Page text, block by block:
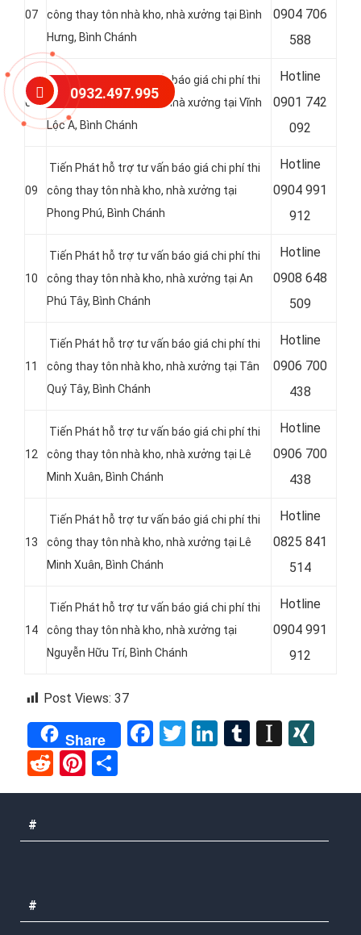
07
công thay tôn nhà kho, nhà xưởng tại Bình
Hưng, Bình Chánh
0904 706
588
08
Tiến Phát hỗ trợ tư vấn báo giá chi phí thi
công thay tôn nhà kho, nhà xưởng tại Vĩnh
Lộc A, Bình Chánh
Hotline
0901 742
092
09
Tiến Phát hỗ trợ tư vấn báo giá chi phí thi
công thay tôn nhà kho, nhà xưởng tại
Phong Phú, Bình Chánh
Hotline
0904 991
912
10
Tiến Phát hỗ trợ tư vấn báo giá chi phí thi
công thay tôn nhà kho, nhà xưởng tại An
Phú Tây, Bình Chánh
Hotline
0908 648
509
11
Tiến Phát hỗ trợ tư vấn báo giá chi phí thi
công thay tôn nhà kho, nhà xưởng tại Tân
Quý Tây, Bình Chánh
Hotline
0906 700
438
12
Tiến Phát hỗ trợ tư vấn báo giá chi phí thi
công thay tôn nhà kho, nhà xưởng tại Lê
Minh Xuân, Bình Chánh
Hotline
0906 700
438
13
Tiến Phát hỗ trợ tư vấn báo giá chi phí thi
công thay tôn nhà kho, nhà xưởng tại Lê
Minh Xuân, Bình Chánh
Hotline
0825 841
514
14
Tiến Phát hỗ trợ tư vấn báo giá chi phí thi
công thay tôn nhà kho, nhà xưởng tại
Nguyễn Hữu Trí, Bình Chánh
Hotline
0904 991
912
Post Views: 37
Share Facebook
TwitterLinkedIn
Tumblr
RedditPinterest
#
#
0932.497.995